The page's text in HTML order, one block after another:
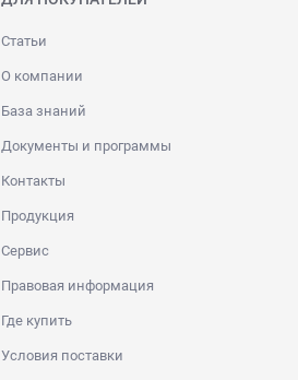
Статьи
О компании
База знаний
Документы и программы
Контакты
Продукция
Сервис
Правовая информация
Где купить
Условия поставки